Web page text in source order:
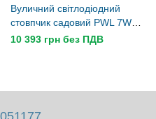
Вуличний світлодіодний
стовпчик садовий PWL 7W
6500K IP65-GARDEN-0025X2
10 393 грн без ПДВ